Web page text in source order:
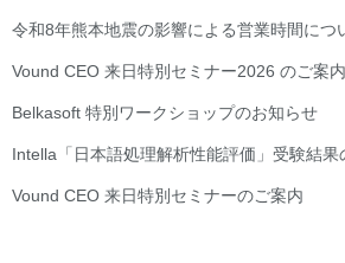
令和8年熊本地震の影響による営業時間につ
Vound CEO 来日特別セミナー2026 のご案内
Belkasoft 特別ワークショップのお知らせ
Intella「日本語処理解析性能評価」受験結果
Vound CEO 来日特別セミナーのご案内